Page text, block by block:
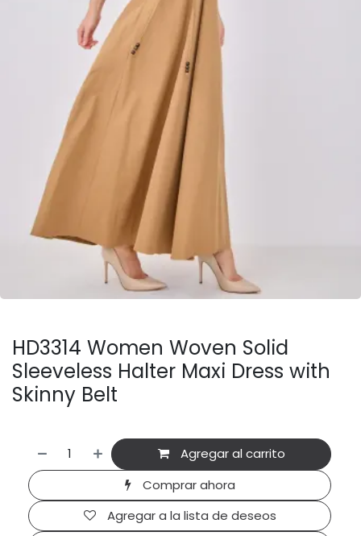
HD3314 Women Woven Solid
Sleeveless Halter Maxi Dress with
Skinny Belt
Agregar al carrito
Comprar ahora
Agregar a la lista de deseos